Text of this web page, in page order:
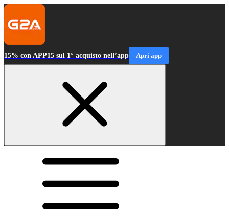
15% con APP15 sul 1° acquisto nell’app Apri app